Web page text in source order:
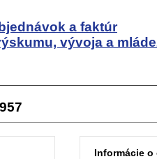
a faktúr
vývoja a
Informácie